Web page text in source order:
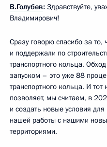
В.Голубев: Здравствуйте,
Владимирович!
Сразу говорю спасибо за
и поддержали по
транспортного кольца.
запуском – это уже 88
транспортного кольца. И тот
позволяет, мы считаем, в
и создать новые условия
нашей работы с нашими
территориями.